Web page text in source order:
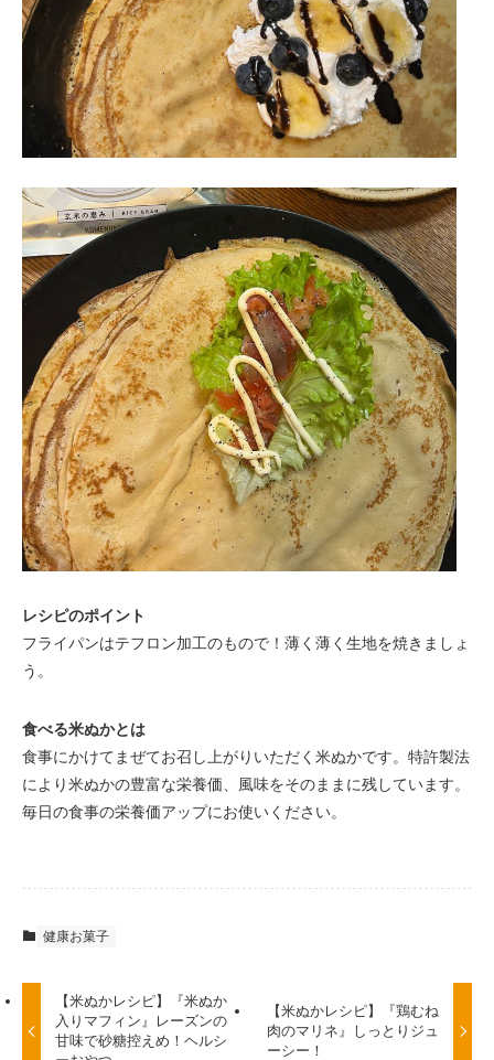
レシピのポイント
フライパンはテフロン加工のもので！薄く薄く生地を焼きましょ
う。
食べる米ぬかとは
食事にかけてまぜてお召し上がりいただく米ぬかです。特許製法
により米ぬかの豊富な栄養価、風味をそのままに残しています。
毎日の食事の栄養価アップにお使いください。
健康お菓子
【米ぬかレシピ】『米ぬか
入りマフィン』レーズンの
甘味で砂糖控えめ！ヘルシ
【米ぬかレシピ】『鶏むね
肉のマリネ』しっとりジュ
ーシー！